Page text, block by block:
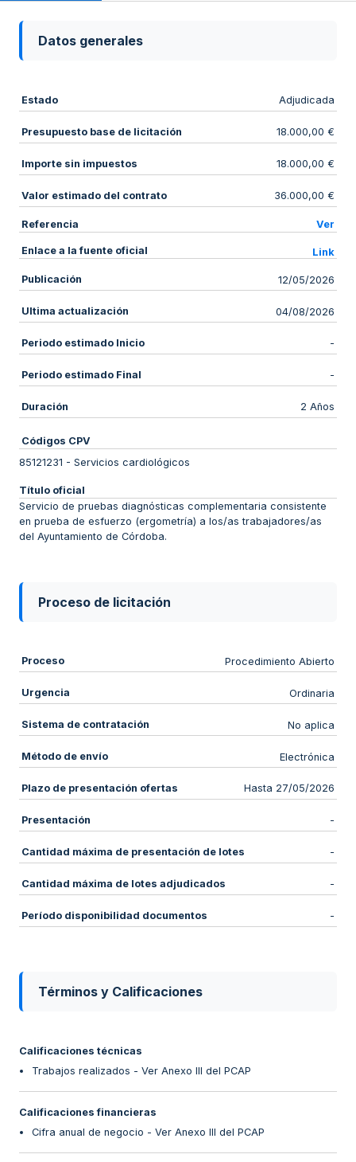
Datos generales
Estado Adjudicada
Presupuesto base de licitación 18.000,00 €
Importe sin impuestos 18.000,00 €
Valor estimado del contrato 36.000,00 €
Referencia Ver
Enlace a la fuente oficial Link
Publicación 12/05/2026
Ultima actualización 04/08/2026
Periodo estimado Inicio -
Periodo estimado Final -
Duración 2 Años
Códigos CPV
85121231 - Servicios cardiológicos
Título oficial
Servicio de pruebas diagnósticas complementaria consistente
en prueba de esfuerzo (ergometría) a los/as trabajadores/as
del Ayuntamiento de Córdoba.
Proceso de licitación
Proceso Procedimiento Abierto
Urgencia Ordinaria
Sistema de contratación No aplica
Método de envío Electrónica
Plazo de presentación ofertas Hasta 27/05/2026
Presentación -
Cantidad máxima de presentación de lotes -
Cantidad máxima de lotes adjudicados -
Período disponibilidad documentos -
Términos y Calificaciones
Calificaciones técnicas
Trabajos realizados - Ver Anexo III del PCAP
Calificaciones financieras
Cifra anual de negocio - Ver Anexo III del PCAP